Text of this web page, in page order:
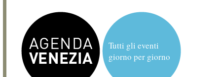
Tutti gli eventi
giorno per giorno